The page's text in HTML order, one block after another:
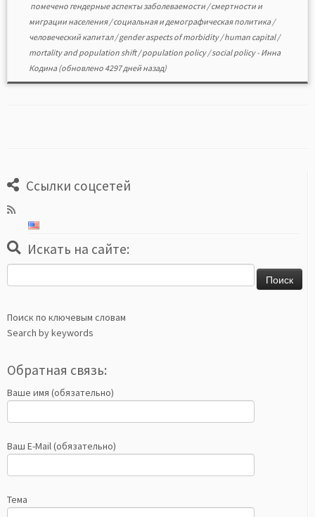
помечено гендерные аспекты заболеваемости /смертности и
миграции населения/социальная и демографическая политика/
человеческий капитал/gender aspects of morbidity/human capital/
mortality and population shift/population policy/social policy- Инна
Кодина(обновлено 4297 дней назад)
Ссылки соцсетей
Искать на сайте:
Поиск по ключевым словам
Search by keywords
Обратная связь:
Ваше имя (обязательно)
Ваш E-Mail (обязательно)
Тема